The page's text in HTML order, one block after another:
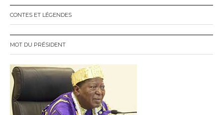
t
i
o
n
d
CONTES ET LÉGENDES
MOT DU PRÉSIDENT